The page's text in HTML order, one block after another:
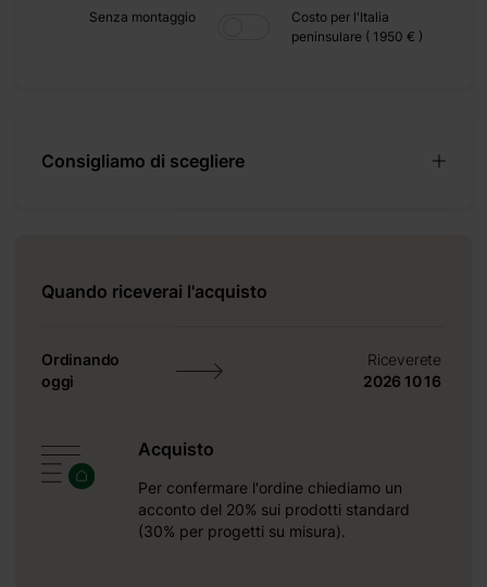
Senza montaggio
Costo per l'Italia
peninsulare ( 1950 € )
Consigliamo di scegliere
Quando riceverai l'acquisto
Ordinando
oggi
Riceverete
2026 10 16
Acquisto
Per confermare l'ordine chiediamo un
acconto del 20% sui prodotti standard
(30% per progetti su misura).
metri